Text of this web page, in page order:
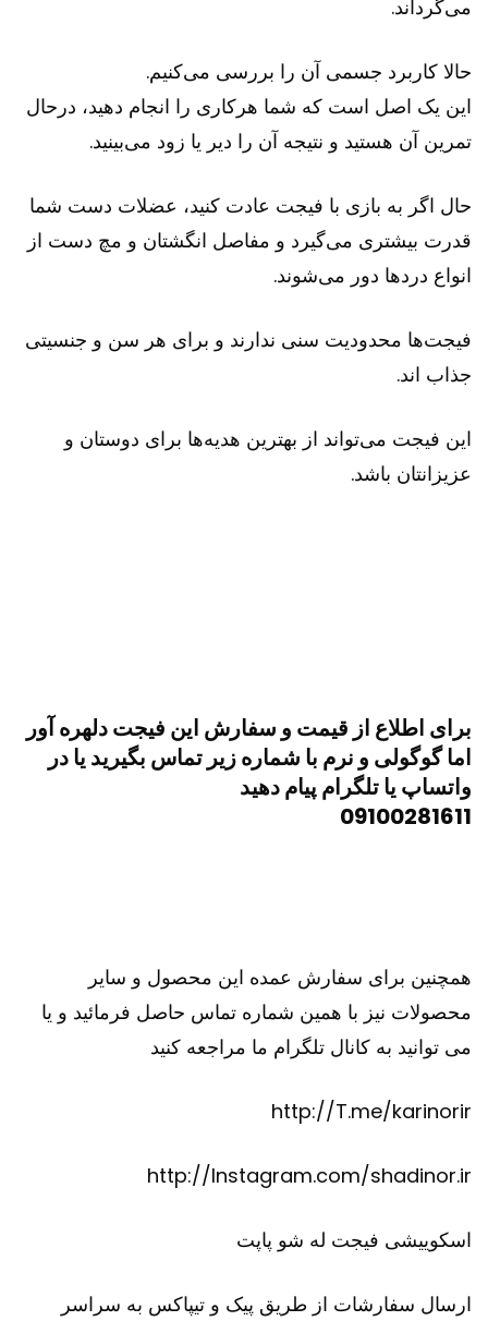
می‌گرداند.
حالا کاربرد جسمی آن را بررسی می‌کنیم.
این یک اصل است که شما هرکاری را انجام دهید، درحال
تمرین آن هستید و نتیجه آن را دیر یا زود می‌بینید.
حال اگر به بازی با فیجت عادت کنید، عضلات دست شما
قدرت بیشتری می‌گیرد و مفاصل انگشتان و مچ دست از
انواع درد‌ها دور می‌شوند.
فیجت‌ها محدودیت سنی ندارند و برای هر سن و جنسیتی
جذاب اند.
این فیجت می‌تواند از بهترین هدیه‌ها برای دوستان و
عزیزانتان باشد.
برای اطلاع از قیمت و سفارش این فیجت دلهره آور
اما گوگولی و نرم با شماره زیر تماس بگیرید یا در
واتساپ یا تلگرام پیام دهید
09100281611
همچنین برای سفارش عمده این محصول و سایر
محصولات نیز با همین شماره تماس حاصل فرمائید و یا
می توانید به کانال تلگرام ما مراجعه کنید
http://T.me/karinorir
http://Instagram.com/shadinor.ir
اسکوییشی فیجت له شو پاپت
ارسال سفارشات از طریق پیک و تیپاکس به سراسر